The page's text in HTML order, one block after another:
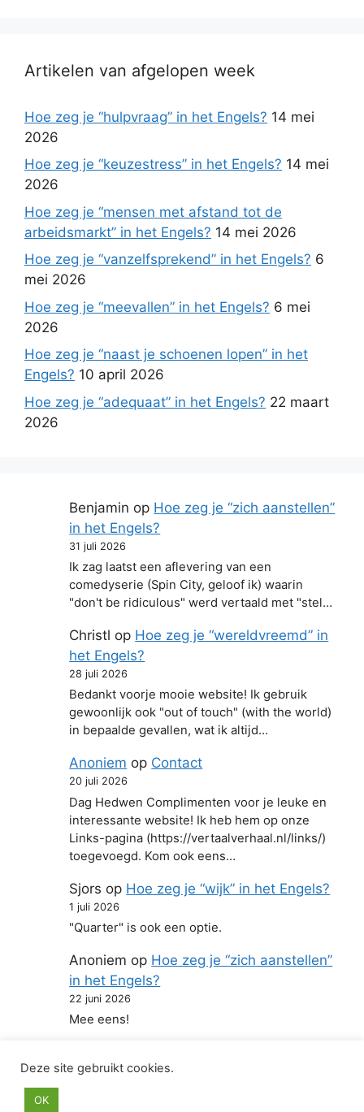
Artikelen van afgelopen week
Hoe zeg je “hulpvraag” in het Engels? 14 mei
2026
Hoe zeg je “keuzestress” in het Engels? 14 mei
2026
Hoe zeg je “mensen met afstand tot de
arbeidsmarkt” in het Engels? 14 mei 2026
Hoe zeg je “vanzelfsprekend” in het Engels? 6
mei 2026
Hoe zeg je “meevallen” in het Engels? 6 mei
2026
Hoe zeg je “naast je schoenen lopen” in het
Engels? 10 april 2026
Hoe zeg je “adequaat” in het Engels? 22 maart
2026
Benjamin op Hoe zeg je “zich aanstellen”
in het Engels?
31 juli 2026
Ik zag laatst een aflevering van een
comedyserie (Spin City, geloof ik) waarin
"don't be ridiculous" werd vertaald met "stel…
Christl op Hoe zeg je “wereldvreemd” in
het Engels?
28 juli 2026
Bedankt voorje mooie website! Ik gebruik
gewoonlijk ook "out of touch" (with the world)
in bepaalde gevallen, wat ik altijd…
Anoniem op Contact
20 juli 2026
Dag Hedwen Complimenten voor je leuke en
interessante website! Ik heb hem op onze
Links-pagina (https://vertaalverhaal.nl/links/)
toegevoegd. Kom ook eens…
Sjors op Hoe zeg je “wijk” in het Engels?
1 juli 2026
"Quarter" is ook een optie.
Anoniem op Hoe zeg je “zich aanstellen”
in het Engels?
22 juni 2026
Mee eens!
© 2026 Hoe zeg je in het Engels
Deze site gebruikt cookies.
OK